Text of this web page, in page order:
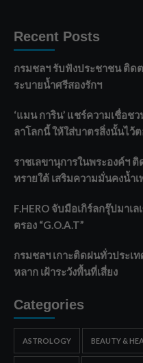
Recent Posts
กรมชลฯ รับฟังประชาชน ติด
ระบายน้ำศรีสองรักฯ
‘แมน การิน’ แชร์ความเชื่อช
ลาโลกนี้ ให้ใส่บาตรสิ่งนั้นไว้
ราชเลขานุการในพระองค์ฯ
ทรายใต้ เสริมความมั่นคงน้ำ
F.HERO จับมือเกิร์ลกรุ๊ปมาเ
ตรอง “G.O.A.T”
กรมชลฯ เกาะติดฝนทั่วประเ
หลาก เฝ้าระวังพื้นที่เสี่ยง
Categories
ASTROLOGY BEAUTY &